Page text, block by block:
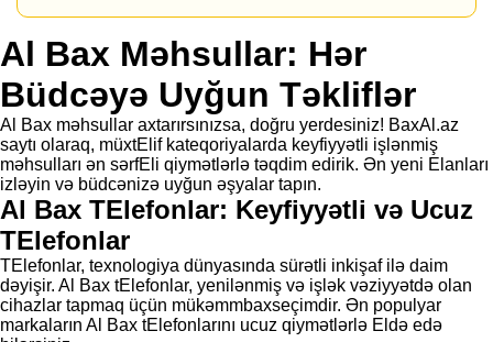
Al Bax Məhsullar: Hər
Büdcəyə Uyğun Təkliflər
Al Bax məhsullar axtarırsınızsa, doğru yerdesiniz! BaxAl.az
saytı olaraq, müxtElif kateqoriyalarda keyfiyyətli işlənmiş
məhsulları ən sərfEli qiymətlərlə təqdim edirik. Ən yeni Elanları
izləyin və büdcənizə uyğun əşyalar tapın.
Al Bax TElefonlar: Keyfiyyətli və Ucuz
TElefonlar
TElefonlar, texnologiya dünyasında sürətli inkişaf ilə daim
dəyişir. Al Bax tElefonlar, yenilənmiş və işlək vəziyyətdə olan
cihazlar tapmaq üçün mükəmmbaxseçimdir. Ən populyar
markaların Al Bax tElefonlarını ucuz qiymətlərlə Eldə edə